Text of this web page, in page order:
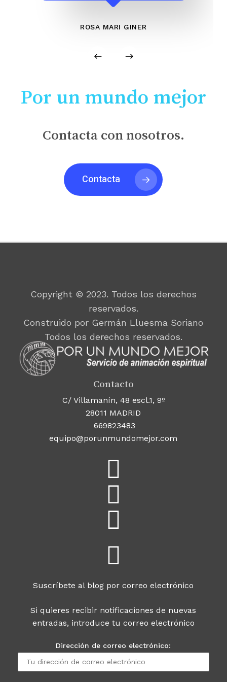
ROSA MARI GINER
Por un mundo mejor
Contacta con nosotros.
Contacta
Copyright © 2023. Todos los derechos
reservados.
Construido por Germán Lluesma Soriano
Todos los derechos reservados.
Contacto
C/ Villamanín, 48 escl.1, 9º
28011 MADRID
669823483
equipo@porunmundomejor.com
Suscríbete al blog por correo electrónico
Si quieres recibir notificaciones de nuevas
entradas, introduce tu correo electrónico
Dirección de correo electrónico: